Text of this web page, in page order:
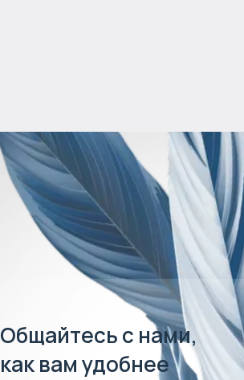
Общайтесь с нами,
как вам удобнее